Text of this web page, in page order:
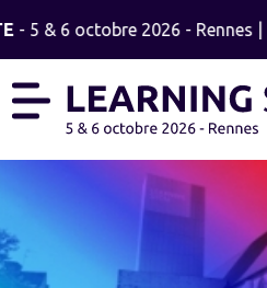
- 5 & 6 octobre 2026 - Rennes |